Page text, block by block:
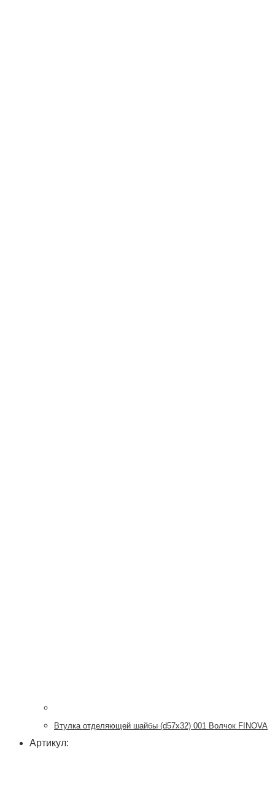
Втулка отделяющей шайбы (d57x32) 001 Волчок FINOVA
Артикул: